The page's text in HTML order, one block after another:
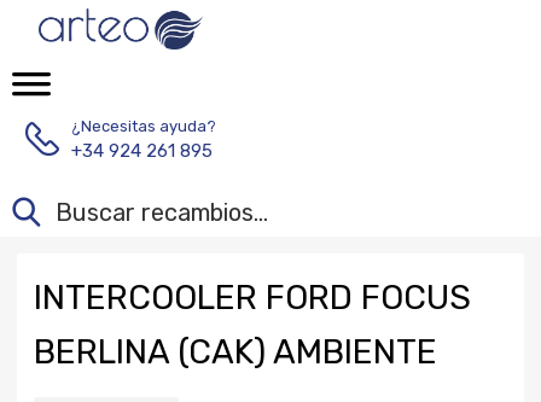
¿Necesitas ayuda?
+34 924 261 895
INTERCOOLER FORD FOCUS
BERLINA (CAK) AMBIENTE